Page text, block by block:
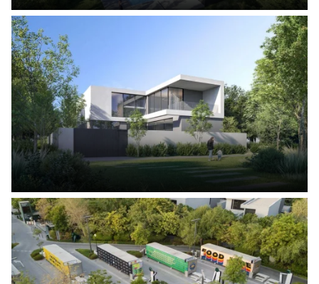
Townhouse 4BRdès2,699,000 AED– 2,559 sqft
Villa 4BR
Villa 5BR Signature
– 6,735 sqft
💰Plan de paiement flexible:
5% à la réservation
35% pendant la construction
60% à la remise des clés
🌟Masaar 3 – Un investissement intelligent & une
qualité de vie exceptionnelle.
📞 Contactez-nous dès aujourd’hui pour réserver votre unité
avant rupture !